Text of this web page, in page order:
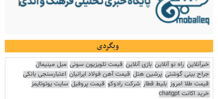
وبگردی
خبرآنلاین راه نو آنلاین بازی آنلاین قیمت تلویزیون سونی مبل مینیمال
جراح بینی گوشتی پرشین هتل قیمت آهن فولاد ایرانیان اعتبارسنجی بانکی
قیمت طلا امروز بلیط قطار شرکت رادوکو قیمت پروفیل سایت یوتوتایمز
خرید اکانت chatgpt